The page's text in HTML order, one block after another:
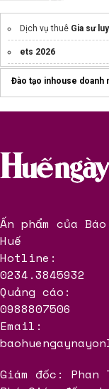
Dịch vụ thuê Gia sư
ets 2026
https://
Ứngtuyển nhân viên
Đào tạo inhouse doanh
Ấn phẩm của
Huế
Hotline:
0234.3845932
Quảng cáo:
0988807506
Email:
Giám đốc: Phan